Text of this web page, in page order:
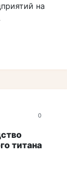
на
0
титана